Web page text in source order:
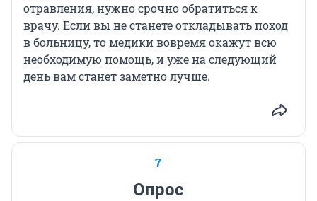
отравления, нужно срочно обратиться к
врачу. Если вы не станете откладывать поход
в больницу, то медики вовремя окажут всю
необходимую помощь, и уже на следующий
день вам станет заметно лучше.
7
Опрос